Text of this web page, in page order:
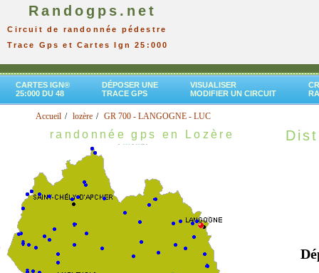
Randogps.net
Circuit de randonnée pédestre
Trace Gps et Cartes Ign 25:000
CARTES IGN®
25:000 DU 48
DÉPOSER UNE
TRACE GPS
VISUALISER
MODIFIER UN CIRCUIT
Accueil lozère GR 700 - LANGOGNE - LUC
randonnée gps en Lozère